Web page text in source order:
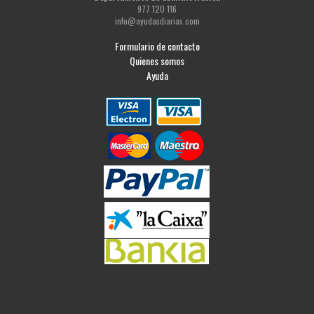
977 120 116
info@ayudasdiarias.com
Formulario de contacto
Quienes somos
Ayuda